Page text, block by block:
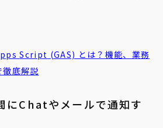
Script (GAS) とは？機能、業務
底解説
にChatやメールで通知す